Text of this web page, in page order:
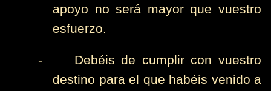
apoyo no será mayor que vuestro
esfuerzo.
-
Debéis de cumplir con vuestro
destino para el que habéis venido a